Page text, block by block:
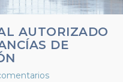
AUTORIZADO
DE